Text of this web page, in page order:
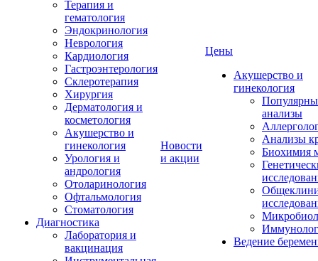
Терапия и
гематология
Эндокринология
Неврология
Кардиология
Гастроэнтерология
Склеротерапия
Хирургия
Дерматология и
косметология
Акушерство и
гинекология
Урология и
андрология
Отоларинология
Офтальмология
Стоматология
Диагностика
Лаборатория и
вакцинация
Новости
и акции
Цены
Акушерство и
гинекология
анализы
Анализы
Биохимия
Ведение